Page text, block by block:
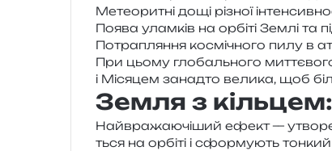
Метеоритні дощі різної
Поява улам­ків на орбі­ті Землі та
Потрапляння космі­чно­го пилу в
При цьому гло­баль­но­го
і Місяцем занад­то вели­ка, щоб
Земля з
Найвражаючіший ефект —
ться на орбі­ті і сфор­му­ють тон­кий